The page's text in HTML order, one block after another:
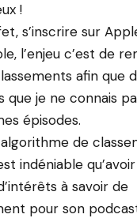
!
s’inscrire sur
l’enjeu c’est de
afin que
que je ne connais
épisodes.
de
indéniable
à savoir de
pour son